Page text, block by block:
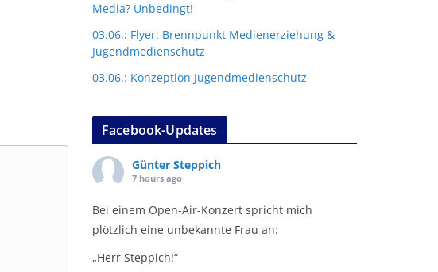
Media? Unbedingt!
03.06.: Flyer: Brennpunkt Medienerziehung &
Jugendmedienschutz
03.06.: Konzeption Jugendmedienschutz
Facebook-Updates
Günter Steppich
7 hours ago
Bei einem Open-Air-Konzert spricht mich
plötzlich eine unbekannte Frau an:
„Herr Steppich!“